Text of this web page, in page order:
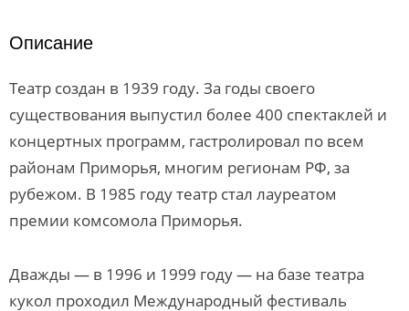
Описание
Театр создан в 1939 году. За годы своего
существования выпустил более 400 спектаклей и
концертных программ, гастролировал по всем
районам Приморья, многим регионам РФ, за
рубежом. В 1985 году театр стал лауреатом
премии комсомола Приморья.
Дважды — в 1996 и 1999 году — на базе театра
кукол проходил Международный фестиваль